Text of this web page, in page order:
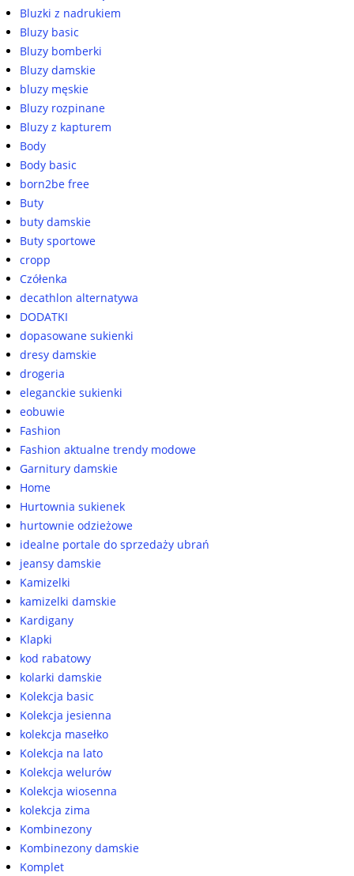
Bluzki z nadrukiem
Bluzy basic
Bluzy bomberki
Bluzy damskie
bluzy męskie
Bluzy rozpinane
Bluzy z kapturem
Body
Body basic
born2be free
Buty
buty damskie
Buty sportowe
cropp
Czółenka
decathlon alternatywa
DODATKI
dopasowane sukienki
dresy damskie
drogeria
eleganckie sukienki
eobuwie
Fashion
Fashion aktualne trendy modowe
Garnitury damskie
Home
Hurtownia sukienek
hurtownie odzieżowe
idealne portale do sprzedaży ubrań
jeansy damskie
Kamizelki
kamizelki damskie
Kardigany
Klapki
kod rabatowy
kolarki damskie
Kolekcja basic
Kolekcja jesienna
kolekcja masełko
Kolekcja na lato
Kolekcja welurów
Kolekcja wiosenna
kolekcja zima
Kombinezony
Kombinezony damskie
Komplet